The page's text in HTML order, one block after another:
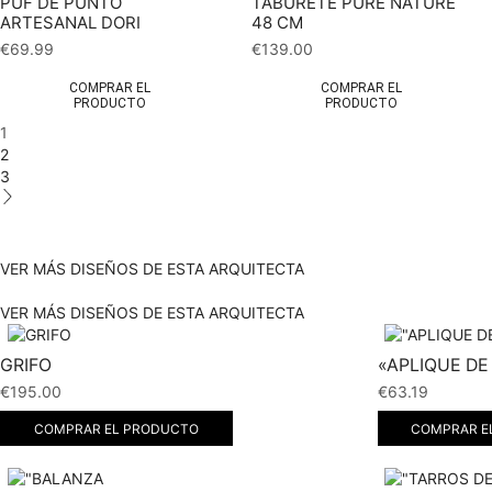
ARTESANAL DORI
€69.99
COMPRAR EL
PRODUCTO
48 CM
€139.00
COMPRAR EL
PRODUCTO
1
2
3
VER MÁS DISEÑOS DE ESTA ARQUITECTA
VER MÁS DISEÑOS DE ESTA ARQUITECTA
GRIFO
€195.00
COMPRAR EL PRODUCTO
«APLIQUE DE
€63.19
COMPRAR